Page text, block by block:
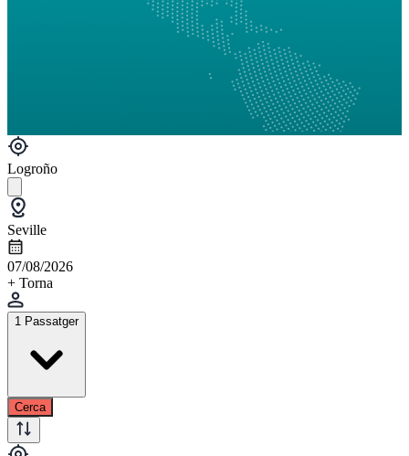
Logroño
Seville
07/08/2026
+ Torna
1 Passatger
Cerca